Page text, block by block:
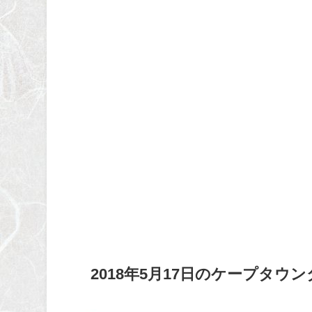
2018年5月17日のケープタウン